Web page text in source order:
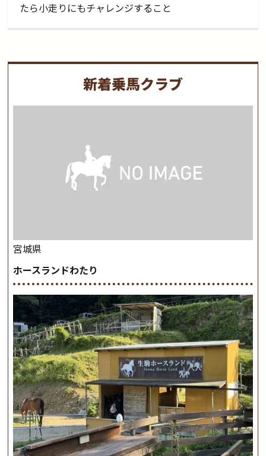
たら小走りにもチャレンジすること
新着乗馬クラブ
宮城県
ホースランドわたり